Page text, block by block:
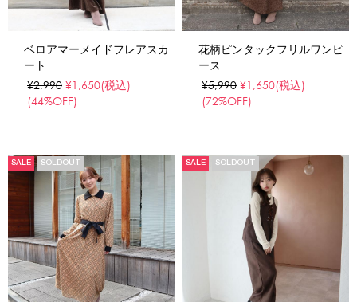
ベロアマーメイドフレアスカ
ート
¥2,990 ¥1,650(税込)
(44%OFF)
花柄ピンタックフリルワンピ
ース
¥5,990 ¥1,650(税込)
(72%OFF)
SALE SOLDOUT SALE SOLDOUT